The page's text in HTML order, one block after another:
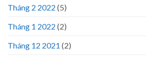
Tháng 2 2022 (5)
Tháng 1 2022 (2)
Tháng 12 2021 (2)